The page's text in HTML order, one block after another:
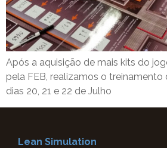
Após a aquisição de mais kits do
pela FEB, realizamos o
dias 20, 21 e 22 de Julho
Lean Simulation